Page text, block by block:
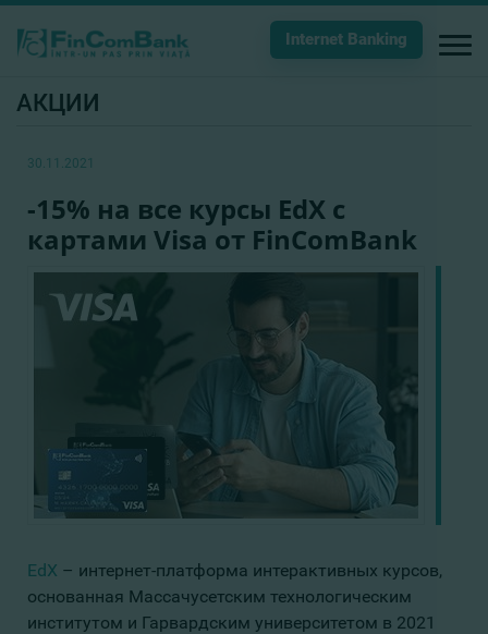
Internet Banking
АКЦИИ
30.11.2021
-15% на все курсы EdX с
картами Visa от FinComBank
EdX – интернет-платформа интерактивных курсов,
основанная Массачусетским технологическим
институтом и Гарвардским университетом в 2021